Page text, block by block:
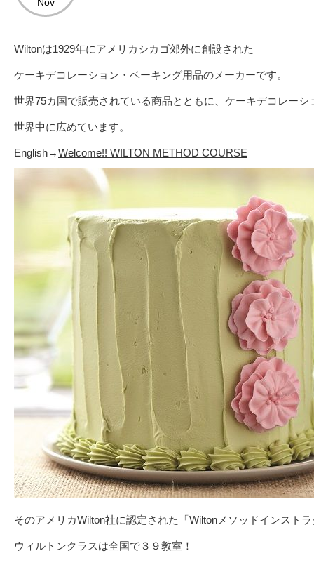
Nov
Wiltonは1929年にアメリカシカゴ郊外に創設された
ケーキデコレーション・ベーキング用品のメーカーです。
世界75カ国で販売されている商品とともに、ケーキデコレーシ
世界中に広めています。
English→Welcome!! WILTON METHOD COURSE
そのアメリカWilton社に認定された「Wiltonメソッドインスト
ウィルトンクラスは全国で３９教室！